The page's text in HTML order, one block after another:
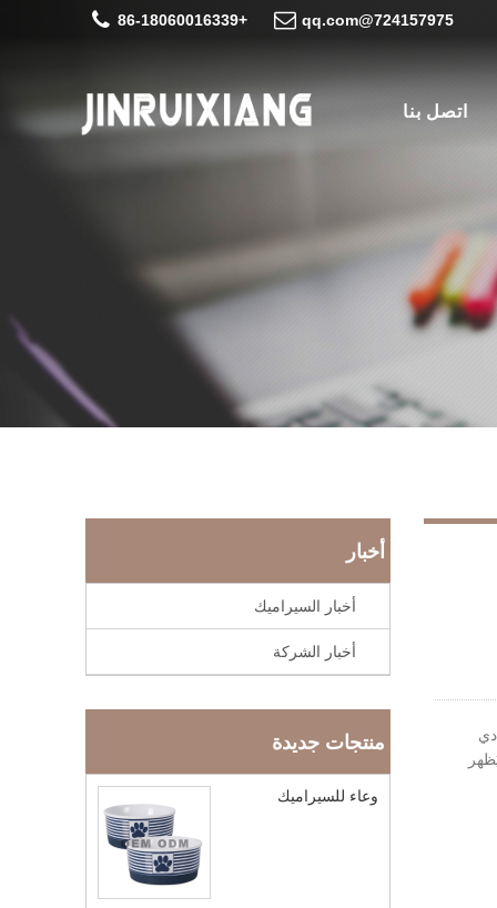
+86-18060016339 724157975@qq.com
اتصل بنا
أخبار
أخبار السيراميك
أخبار الشركة
منتجات جديدة
وعاء للسيراميك